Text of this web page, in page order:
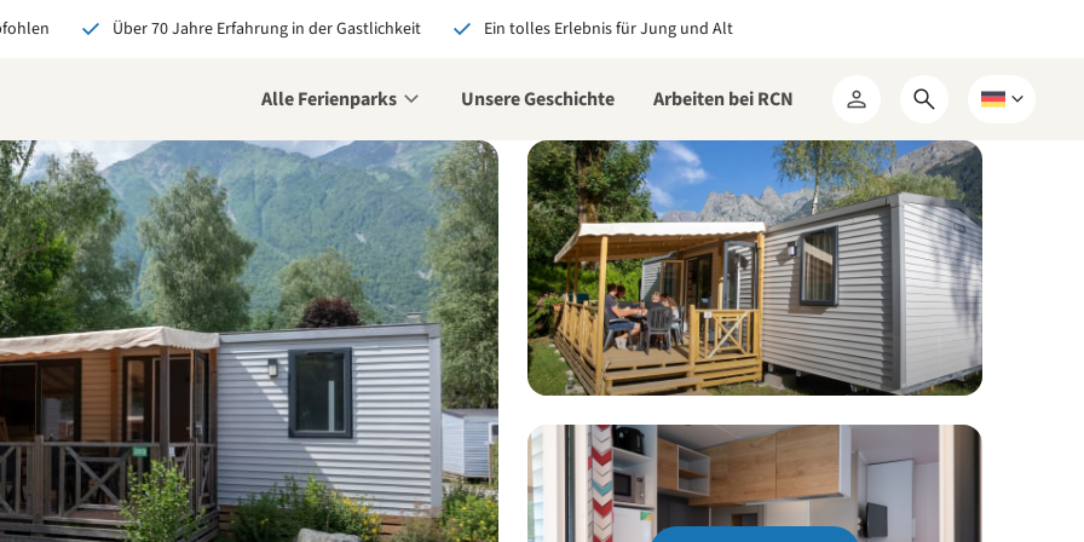
Über 70 Jahre Erfahrung in der Gastlichkeit Ein tolles Erlebnis für Jung und Alt
Alle Ferienparks Unsere Geschichte Arbeiten bei RCN
Mein
RCN
Suchformular
öffnen
Wählen
eine